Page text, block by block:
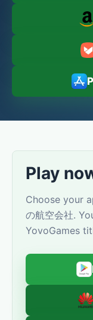
Play
Choose your
の航空会社.
YovoGames